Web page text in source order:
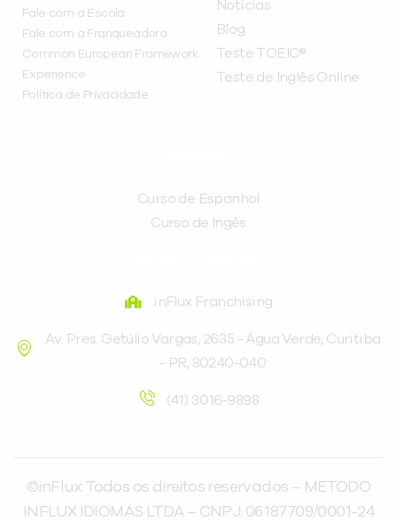
Fale com a Escola
Fale com a Franqueadora
Common European Framework
Experience
Política de Privacidade
Notícias
Blog
Teste TOEIC®
Teste de Inglês Online
Curso de Espanhol
Curso de Ingês
inFlux Franchising
Av. Pres. Getúlio Vargas, 2635 - Água Verde, Curitiba
- PR, 80240-040
(41) 3016-9898
©inFlux Todos os direitos reservados – METODO
INFLUX IDIOMAS LTDA – CNPJ: 06.187.709/0001-24